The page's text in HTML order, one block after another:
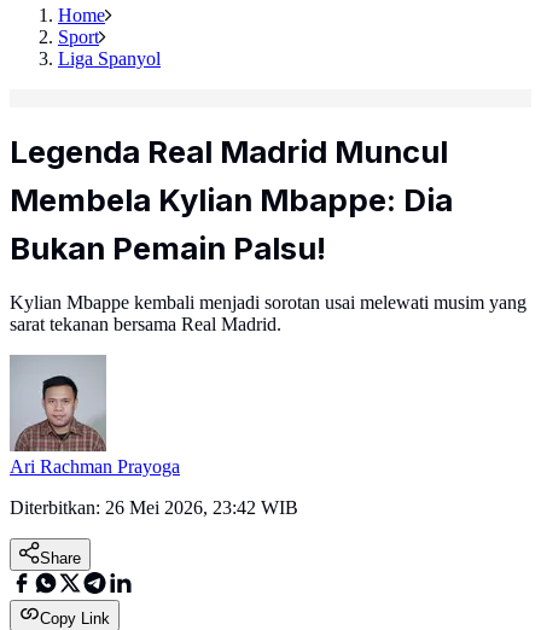
Home
Sport
Liga Spanyol
Legenda Real Madrid Muncul
Membela Kylian Mbappe: Dia
Bukan Pemain Palsu!
Kylian Mbappe kembali menjadi sorotan usai melewati musim yang
sarat tekanan bersama Real Madrid.
Ari Rachman Prayoga
Diterbitkan: 26 Mei 2026, 23:42 WIB
Share
Copy Link